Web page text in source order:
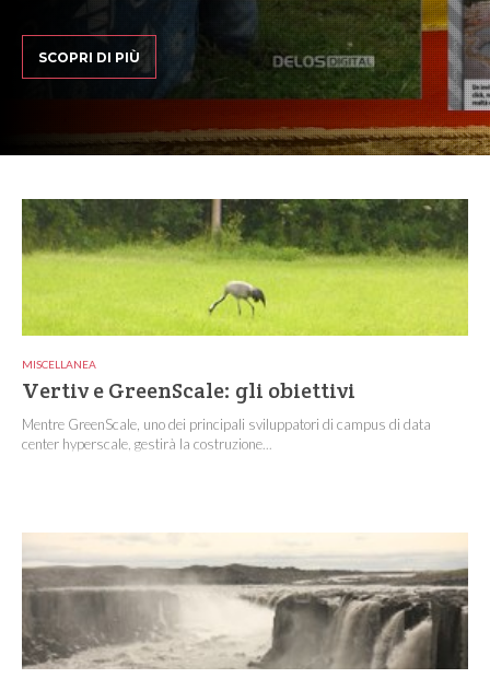
SCOPRI DI PIÙ
MISCELLANEA
Vertiv e GreenScale: gli obiettivi
Mentre GreenScale, uno dei principali sviluppatori di campus di data
center hyperscale, gestirà la costruzione...